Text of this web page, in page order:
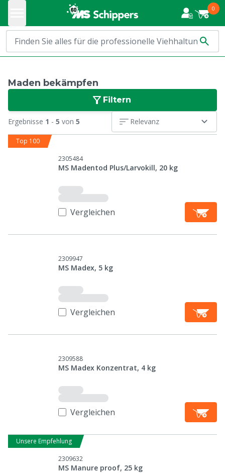
0
Maden bekämpfen
Filtern
Ergebnisse 1 - 5 von 5 Relevanz
Top 100
2305484
MS Madentod Plus/Larvokill, 20 kg
Vergleichen
2309947
MS Madex, 5 kg
Vergleichen
2309588
MS Madex Konzentrat, 4 kg
Vergleichen
Unsere Empfehlung
2309632
MS Manure proof, 25 kg